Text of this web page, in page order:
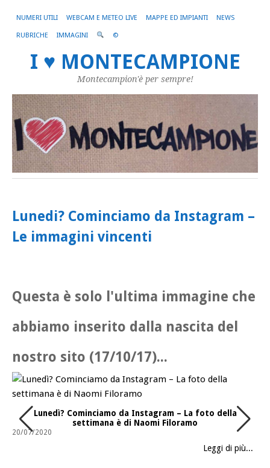
NUMERI UTILI WEBCAM E METEO LIVE MAPPE ED IMPIANTI NEWS
RUBRICHE IMMAGINI ©
I ♥ MONTECAMPIONE
Montecampion'è per sempre!
Lunedi? Cominciamo da Instagram –
Le immagini vincenti
Questa è solo l'ultima immagine che
abbiamo inserito dalla nascita del
nostro sito (17/10/17)...
Lunedì? Cominciamo da Instagram – La foto della
settimana è di Naomi Filoramo
20/07/2020
Leggi di più...